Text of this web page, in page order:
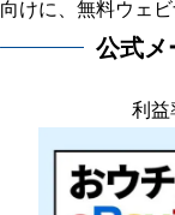
向けに、無料ウェ
公式メ
利益